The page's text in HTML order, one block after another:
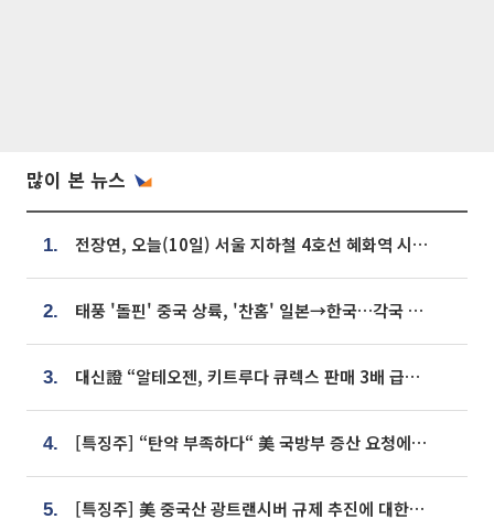
많이 본 뉴스
1. 전장연, 오늘(10일) 서울 지하철 4호선 혜화역 시위…1호선 용산역 무정차
2. 태풍 '돌핀' 중국 상륙, '찬홈' 일본→한국…각국 기상청 예상 경로는?
3. 대신證 “알테오젠, 키트루다 큐렉스 판매 3배 급증…목표가 41만원 상향”
4. [특징주] “탄약 부족하다“ 美 국방부 증산 요청에⋯국내 방산주 급등세
5. [특징주] 美 중국산 광트랜시버 규제 추진에 대한광통신 등 광통신株 강세